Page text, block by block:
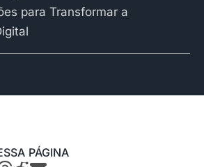
para Transformar a
PÁGINA